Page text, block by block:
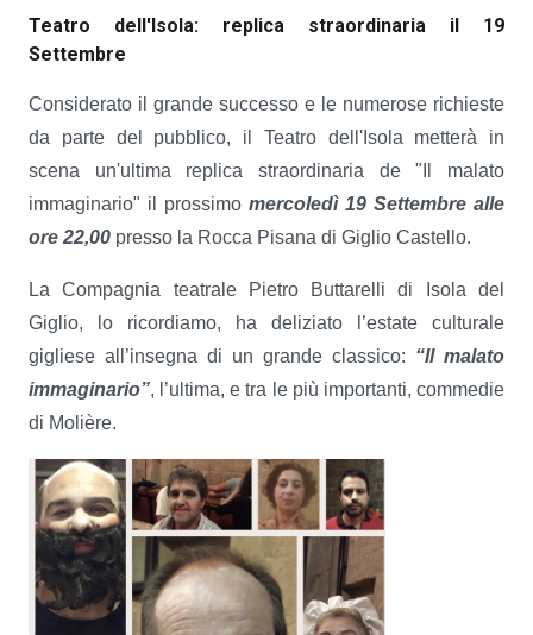
Teatro dell'Isola: replica straordinaria il 19
Settembre
Considerato il grande successo e le numerose richieste
da parte del pubblico, il Teatro dell'Isola metterà in
scena un'ultima replica straordinaria de "Il malato
immaginario" il prossimo mercoledì 19 Settembre alle
ore 22,00 presso la Rocca Pisana di Giglio Castello.
La Compagnia teatrale Pietro Buttarelli di Isola del
Giglio, lo ricordiamo, ha deliziato l’estate culturale
gigliese all’insegna di un grande classico: “Il malato
immaginario”, l’ultima, e tra le più importanti, commedie
di Molière.